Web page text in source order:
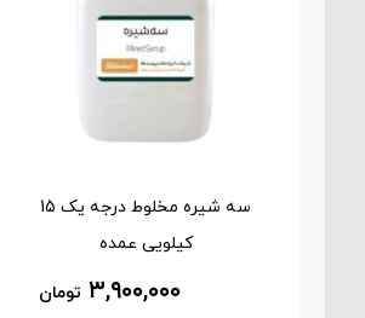
سه شیره مخلوط درجه یک 15
کیلویی عمده
۳,۹۰۰,۰۰۰ تومان